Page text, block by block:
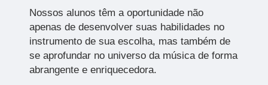
Nossos alunos têm a oportunidade não
apenas de desenvolver suas habilidades no
instrumento de sua escolha, mas também de
se aprofundar no universo da música de forma
abrangente e enriquecedora.